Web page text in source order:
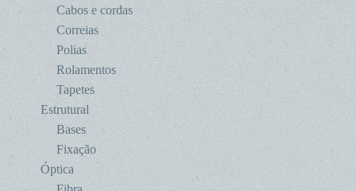
Cabos e cordas
Correias
Polias
Rolamentos
Tapetes
Estrutural
Bases
Fixação
Óptica